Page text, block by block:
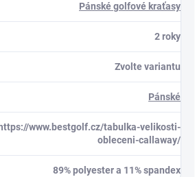
Pánské golfové kraťasy
2 roky
Zvolte variantu
Pánské
https://www.bestgolf.cz/tabulka-velikosti-
obleceni-callaway/
89% polyester a 11% spandex